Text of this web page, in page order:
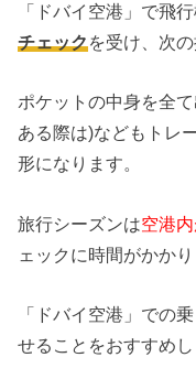
「ドバイ空港」で飛
チェックを受け、次
ポケットの中身を全
ある際は)などもトレ
形になります。
旅行シーズンは空港
ェックに時間がかかり
「ドバイ空港」での
せることをおすすめし